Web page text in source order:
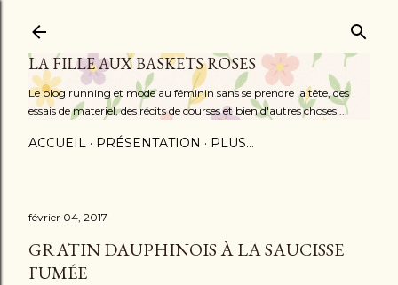
LA FILLE AUX BASKETS ROSES
Le blog running et mode au féminin sans se prendre la tête, des
essais de materiel, des récits de courses et bien d'autres choses ...
ACCUEIL PRÉSENTATION PLUS…
février 04, 2017
GRATIN DAUPHINOIS À LA SAUCISSE
FUMÉE